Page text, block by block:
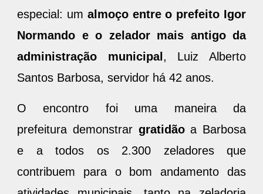
especial: um almoço entre o prefeito Igor
Normando e o zelador mais antigo da
administração municipal , Luiz Alberto
Santos Barbosa, servidor há 42 anos.
O encontro foi uma maneira da
prefeitura demonstrar gratidãoa Barbosa
e a todos os 2.300 zeladores que
contribuem para o bom andamento das